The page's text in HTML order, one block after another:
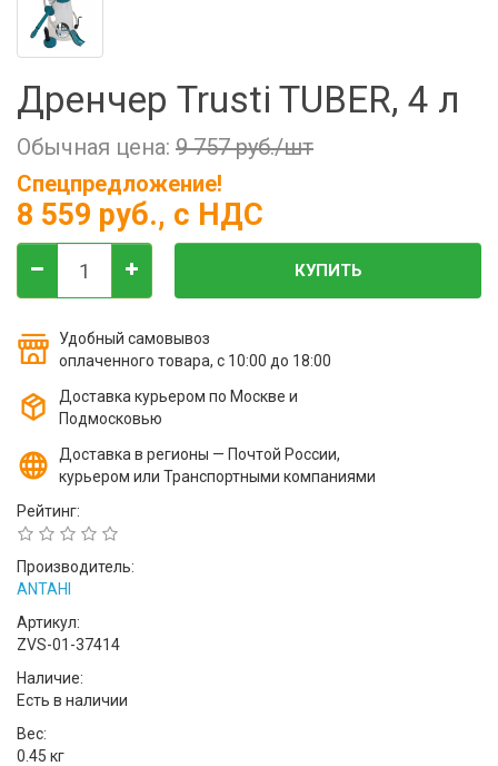
Фильтры молочные
Держатели лизунцов
Дренчер Trusti TUBER, 4 л
Обычная цена: 9 757 руб./шт
Спецпредложение!
8 559 руб., с НДС
КУПИТЬ
Удобный самовывоз
оплаченного товара, с 10:00 до 18:00
Доставка курьером по Москве и
Подмосковью
Доставка в регионы — Почтой России,
курьером или Транспортными компаниями
Рейтинг:
Производитель:
ANTAHI
Артикул:
ZVS-01-37414
Наличие:
Есть в наличии
Вес:
0.45 кг